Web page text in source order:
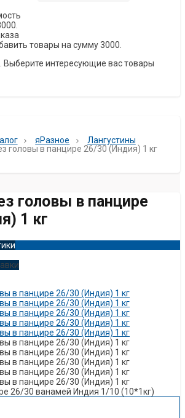
товары на сумму 3000.
Выберите интересующие вас товары
яРазное
Лангустины
головы в панцире 26/30 (Индия) 1 кг
головы в панцире
1 кг
26/30 ванамей Индия 1/10 (10*1кг)